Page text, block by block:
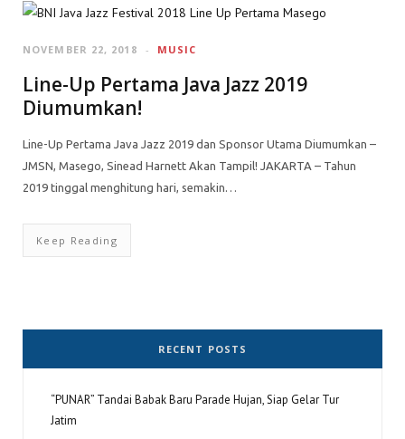
MUSIC
NOVEMBER 22, 2018
Line-Up Pertama Java Jazz 2019
Diumumkan!
Line-Up Pertama Java Jazz 2019 dan Sponsor Utama Diumumkan –
JMSN, Masego, Sinead Harnett Akan Tampil! JAKARTA – Tahun
2019 tinggal menghitung hari, semakin…
Keep Reading
RECENT POSTS
“PUNAR” Tandai Babak Baru Parade Hujan, Siap Gelar Tur
Jatim